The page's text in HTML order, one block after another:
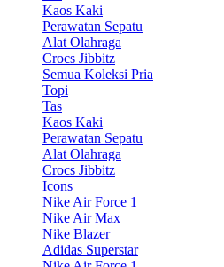
Kaos Kaki
Perawatan Sepatu
Alat Olahraga
Crocs Jibbitz
Semua Koleksi Pria
Topi
Tas
Kaos Kaki
Perawatan Sepatu
Alat Olahraga
Crocs Jibbitz
Icons
Nike Air Force 1
Nike Air Max
Nike Blazer
Adidas Superstar